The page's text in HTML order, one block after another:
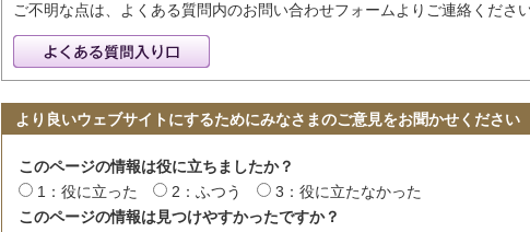
ご不明な点は、よくある質問内のお問い合わせフォームよりご連絡くださ
より良いウェブサイトにするためにみなさまのご意見をお聞かせください
このページの情報は役に立ちましたか？
1：役に立った
2：ふつう
3：役に立たなかった
このページの情報は見つけやすかったですか？